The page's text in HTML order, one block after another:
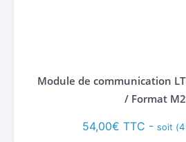
Module de communication
/ Format M2
54,00€ TTC - soit (